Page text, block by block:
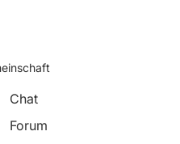
Chat
Forum